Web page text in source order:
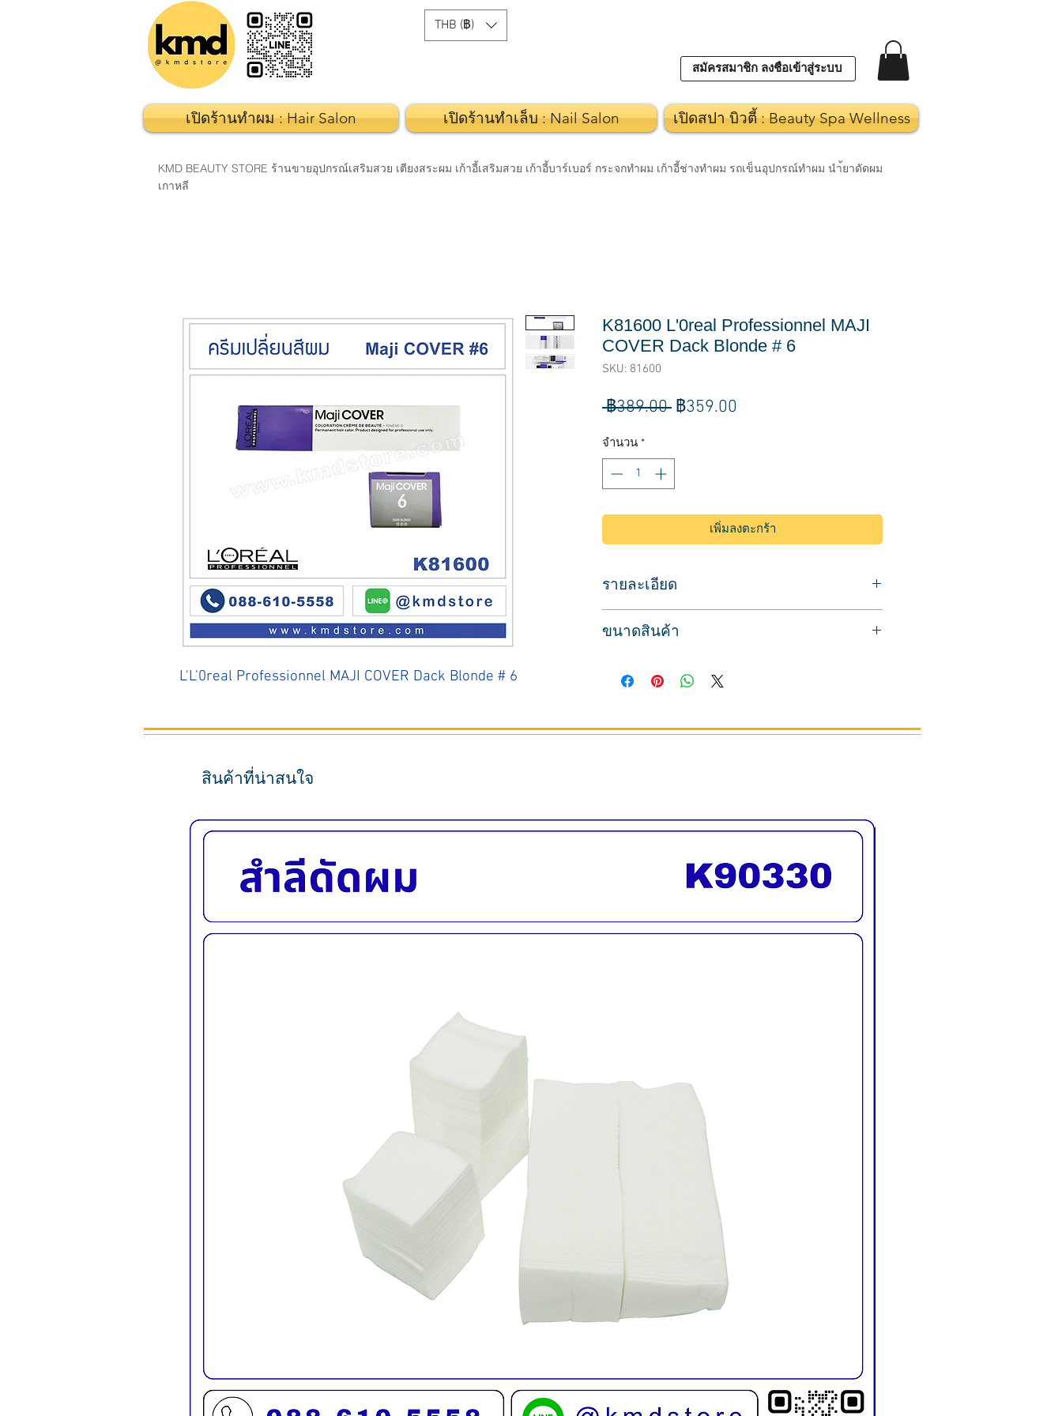
THB (฿)
สมัครสมาชิก ลงชื่อเข้าสู่ระบบ
เปิดร้านทำผม : Hair Salon เปิดร้านทำเล็บ : Nail Salon เปิดสปา บิวตี้ : Beauty Spa Wellness
KMD BEAUTY STORE ร้านขายอุปกรณ์เสริมสวย เตียงสระผม เก้าอี้เสริมสวย เก้าอี้บาร์เบอร์ กระจกทำผม เก้าอี้ช่างทำผม รถเข็นอุปกรณ์ทำผม นำ้ยาดัดผม
เกาหลี
L'L'0real Professionnel MAJI COVER Dack Blonde # 6
K81600 L'0real Professionnel MAJI
COVER Dack Blonde # 6
SKU: 81600
฿389.00 ราคา
฿359.00
จำนวน *
เพิ่มลงตะกร้า
รายละเอียด
สำหรับมืออาชีพ
ขนาดสินค้า
สินค้าที่น่าสนใจ